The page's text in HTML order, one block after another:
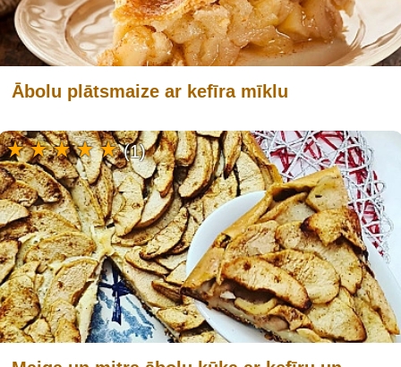
Ābolu plātsmaize ar kefīra mīklu
(1)